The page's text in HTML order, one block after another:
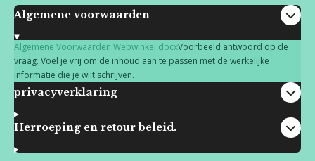
Algemene voorwaarden
Algemene Voorwaarden Webwinkel.docxVoorbeeld antwoord op de
vraag. Voel je vrij om de inhoud aan te passen met de werkelijke
informatie die je wilt schrijven.
privacyverklaring
Herroeping en retour beleid.